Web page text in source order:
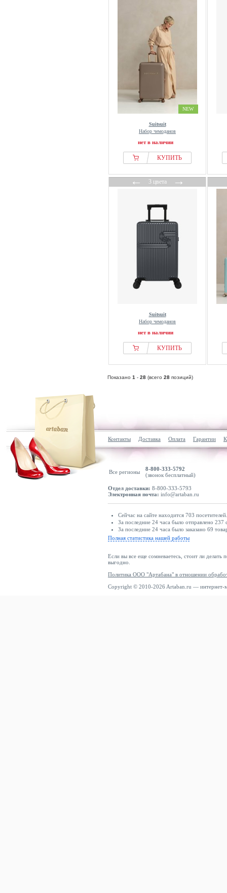
NEW
Suitsuit
Набор чемоданов
нет в наличии
КУПИТЬ
←3 цвета→
Suitsuit
Набор чемоданов
нет в наличии
КУПИТЬ
Показано 1 - 28 (всего 28 позиций)
Контакты Доставка Оплата Гарантии
Все регионы
8-800-333-5792
(звонок бесплатный)
Отдел доставки: 8-800-333-5793
Электронная почта: info@artaban.ru
Сейчас на сайте находится 703 посетителей.
За последние 24 часа было отправлено
За последние 24 часа было заказано 69
Полная статистика нашей работы
Если вы все еще сомневаетесь, стоит ли делать
выгодно.
Политика ООО "Артабана" в отношении
Copyright © 2010-2026 Artaban.ru — интернет-